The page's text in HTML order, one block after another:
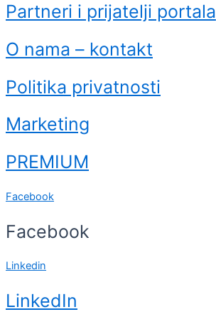
Partneri i prijatelji portala
O nama – kontakt
Politika privatnosti
Marketing
PREMIUM
Facebook
Facebook
Linkedin
LinkedIn